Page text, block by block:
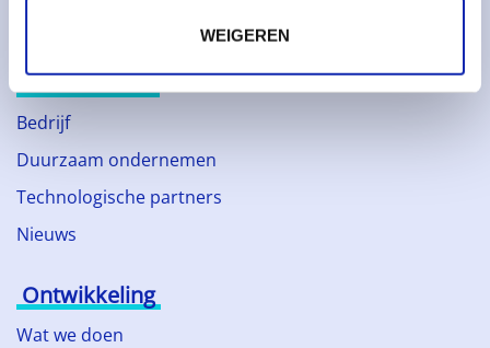
WEIGEREN
Over Kinamo
Bedrijf
Duurzaam ondernemen
Technologische partners
Nieuws
Ontwikkeling
Wat we doen